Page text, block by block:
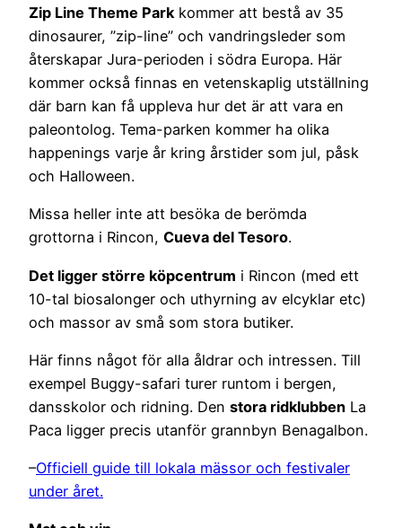
Zip Line Theme Parkkommer att bestå av 35
dinosaurer, ”zip-line” och vandringsleder som
återskapar Jura-perioden i södra Europa. Här
kommer också finnas en vetenskaplig utställning
där barn kan få uppleva hur det är att vara en
paleontolog. Tema-parken kommer ha olika
happenings varje år kring årstider som jul, påsk
och Halloween.
Missa heller inte att besöka de berömda
grottorna i Rincon, Cueva del Tesoro.
Det ligger större köpcentrum i Rincon (med ett
10-tal biosalonger och uthyrning av elcyklar etc)
och massor av små som stora butiker.
Här finns något för alla åldrar och intressen. Till
exempel Buggy-safari turer runtom i bergen,
dansskolor och ridning. Den stora ridklubben La
Paca ligger precis utanför grannbyn Benagalbon.
–Officiell guide till lokala mässor och festivaler
under året.